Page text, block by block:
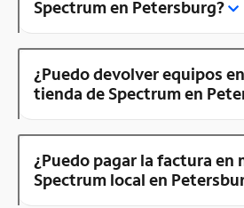
Spectrum en Petersburg?
¿Puedo devolver equipos
tienda de Spectrum en
¿Puedo pagar la factura en
Spectrum local en